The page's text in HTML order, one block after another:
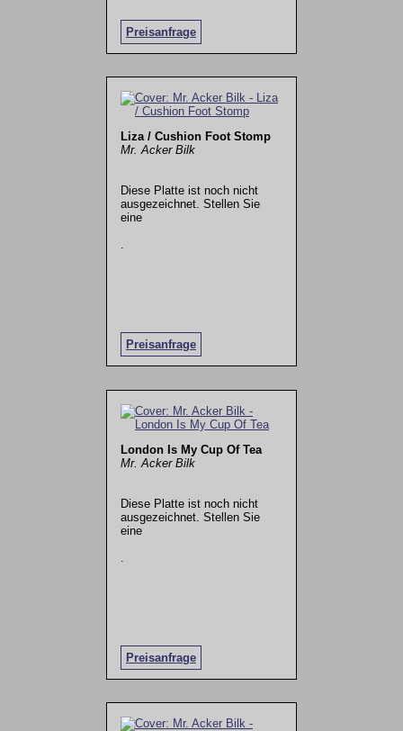
Preisanfrage
Liza / Cushion Foot Stomp
Mr. Acker Bilk
Diese Platte ist noch nicht
ausgezeichnet. Stellen Sie
eine
Preisanfrage
London Is My Cup Of Tea
Mr. Acker Bilk
Diese Platte ist noch nicht
ausgezeichnet. Stellen Sie
eine
Preisanfrage